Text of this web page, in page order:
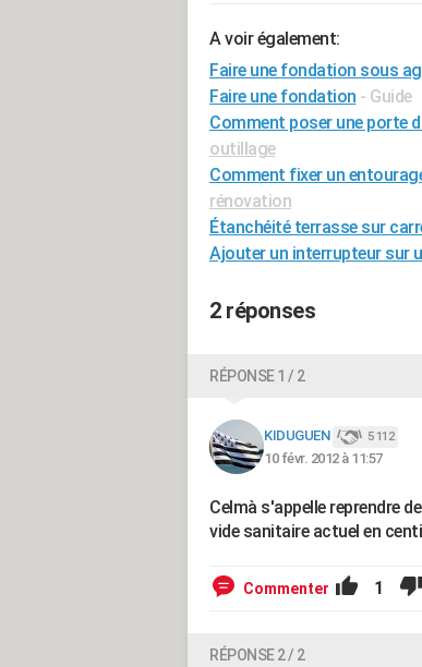
A voir également:
Faire une fondation sous
Faire une fondation - Guide
Comment poser une porte
outillage
Comment fixer un
rénovation
Étanchéité terrasse sur
Ajouter un interrupteur sur
2 réponses
RÉPONSE 1 / 2
KIDUGUEN 5 112
10 févr. 2012 à 11:57
Celmà s'appelle reprendre
vide sanitaire actuel en
Commenter 1
RÉPONSE 2 / 2